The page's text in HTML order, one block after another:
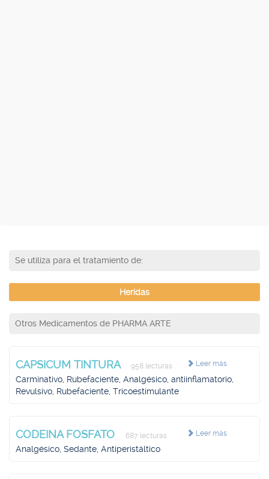
Se utiliza para el tratamiento de:
Heridas
Otros Medicamentos de PHARMA ARTE
Leer más
CAPSICUM TINTURA 958 lecturas
Carminativo, Rubefaciente, Analgésico, antiinflamatorio,
Revulsivo, Rubefaciente, Tricoestimulante
Leer más
CODEINA FOSFATO 687 lecturas
Analgésico, Sedante, Antiperistáltico